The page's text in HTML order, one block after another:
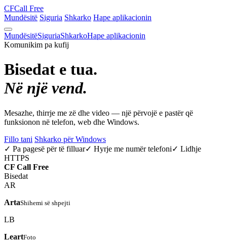
CFCall Free
Mundësitë Siguria Shkarko Hape aplikacionin
MundësitëSiguriaShkarkoHape aplikacionin
Komunikim pa kufij
Bisedat e tua.
Në një vend.
Mesazhe, thirrje me zë dhe video — një përvojë e pastër që
funksionon në telefon, web dhe Windows.
Fillo tani Shkarko për Windows
✓ Pa pagesë për të filluar✓ Hyrje me numër telefoni✓ Lidhje
HTTPS
CF Call Free
Bisedat
AR
ArtaShihemi së shpejti
LB
LeartFoto